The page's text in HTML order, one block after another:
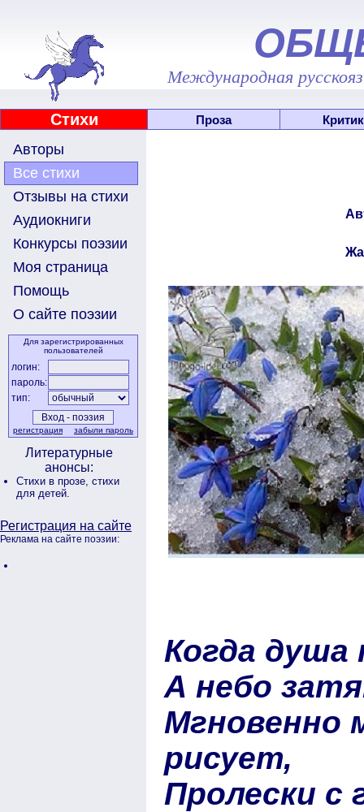
Международная
Стихи Проза
Авторы
Все стихи
Отзывы на стихи
Аудиокниги
Конкурсы поэзии
Моя страница
Помощь
О сайте поэзии
Для зарегистрированных
пользователей
логин:
пароль:
тип:
регистрация забыли пароль
Литературные
анонсы:
Стихи в прозе, стихи
для детей.
Регистрация на сайте
Реклама на сайте поэзии:
Когда душа
А небо
Мгновенно
рисует,
Пролески